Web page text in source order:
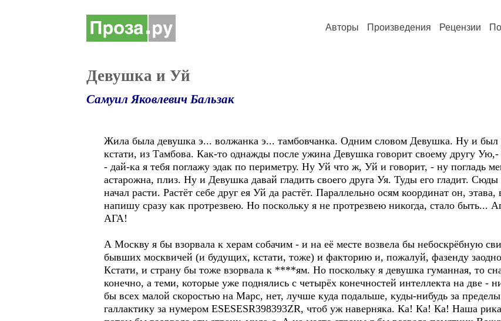
Авторы Произведения Рецензии
Девушка и Уй
Самуил Яковлевич Бальзак
Жила была девушка э... волжанка э... тамбовчанка. Одним словом Девушка. Ну и
кстати, из Тамбова. Как-то однажды после ужина Девушка говорит своему другу
- дай-ка я тебя поглажу эдак по периметру. Ну Уй что ж, Уй и говорит, - ну погладь
астарожна, плиз. Ну и Девушка давай гладить своего друга Уя. Туды его гладит.
начал расти. Растёт себе друг ея Уй да растёт. Параллельно осям координат он,
напишу сразу как протрезвею. Но поскольку я не протрезвею никогда, стало быть...
АГА!
А Москву я бы взорвала к херам собачим - и на её месте возвела бы небоскрёбную
бывших москвичей (и будущих, кстати, тоже) и факторию и, пожалуй, фазенду
Кстати, и страну бы тоже взорвала к ****ям. Но поскольку я девушка гуманная, то
конечно, а теми, которые уже поднялись с четырёх конечностей интеллекта на две -
бы всех малой скоростью на Марс, нет, лучше куда подальше, куды-нибудь за
галлактику за нумером ESESESR398393ZR, чтоб уж наверняка. Ка! Ка! Ка! Наша